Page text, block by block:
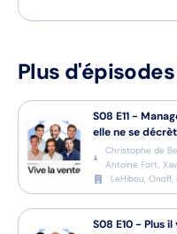
Plus d'épisodes
S08 E11 -
elle ne se
Christophe de
Antoine Fort,
LeHibou,
S08 E10 - Plus il